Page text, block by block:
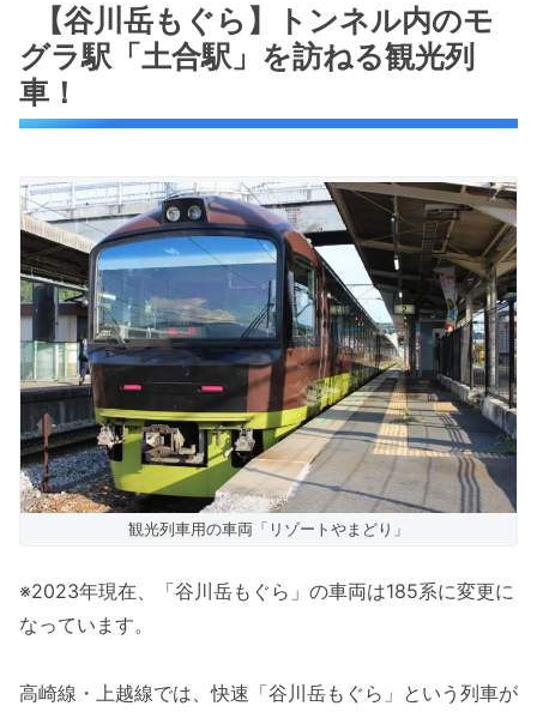
【谷川岳もぐら】トンネル内のモ
グラ駅「土合駅」を訪ねる観光列
車！
観光列車用の車両「リゾートやまどり」
※2023年現在、「谷川岳もぐら」の車両は185系に変更に
なっています。
高崎線・上越線では、快速「谷川岳もぐら」という列車が